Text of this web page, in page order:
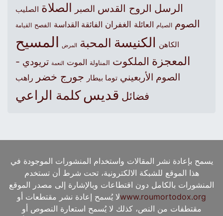
الرسل الروح القدس الصبر الصلاة الصليب
الصوم الصيام العائلة الغفران الفائقة القداسة الفصح القيامة
الكاهن الكنيسةالمحبة المرض المسيح
المعجزة الملكوت المناولة الموت النعمة تريودي -
الصوم الأربعيني توما بيطار جورج خضر راهب
فضائل قديس كلمة الراعي
يسمح بإعادة نشر المقالات واستخدام المنشورات الموجودة في
هذا الموقع للشبكة الالكترونية، تحت شرط أن تستخدم
المنشورات بالكامل دون اقتطاعات وبالإشارة إلى مصدر الموقع
www.roumortodox.orgلا يُسمح إعادة نشر مقتطعات أو
مقتطفات من النص، كذلك لا يُسمح استعارة النصوص أو